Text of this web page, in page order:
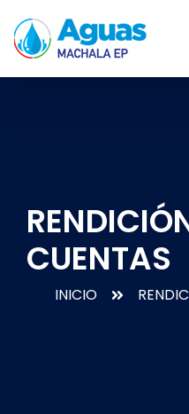
CUENTAS
INICIO